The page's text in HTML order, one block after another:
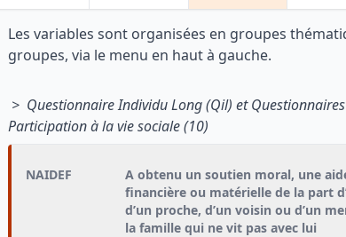
Les variables sont organisées en groupes
groupes, via le menu en haut à gauche.
> Questionnaire Individu Long (Qil) et
Participation à la vie sociale (10)
NAIDEF
A obtenu un soutien moral, une
financière ou matérielle de la part
d’un proche, d’un voisin ou d’un
la famille qui ne vit pas avec lui